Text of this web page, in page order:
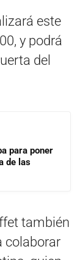
este
y podrá
del
para poner
de las
también
colaborar